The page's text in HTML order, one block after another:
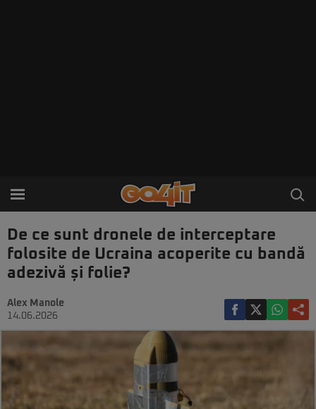
De ce sunt dronele de interceptare
folosite de Ucraina acoperite cu bandă
adezivă și folie?
Alex Manole
14.06.2026